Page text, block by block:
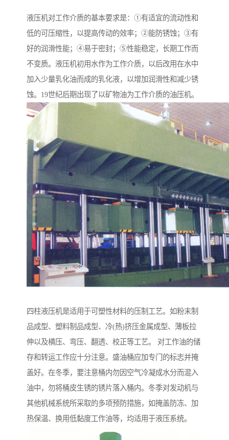
液压机对工作介质的基本要求是：①有适宜的流动性和
低的可压缩性，以提高传动的效率；②能防锈蚀；③有
好的润滑性能；④易于密封；⑤性能稳定，长期工作而
不变质。液压机初用水作为工作介质，以后改用在水中
加入少量乳化油而成的乳化液，以增加润滑性和减少锈
蚀。19世纪后期出现了以矿物油为工作介质的油压机。
四柱液压机是适用于可塑性材料的压制工艺。如粉末制
品成型、塑料制品成型、冷(热)挤压金属成型、薄板拉
伸以及横压、弯压、翻透、校正等工艺。 对工作油的储
存和转运工作应十分注意。盛油桶应加专门的标志并掩
盖好。在冬季，要注意桶内勿因空气冷凝成水分而混入
油中，勿将桶皮生锈的锈片落入桶内。冬季对发动机与
其他机械系统所采取的多项预防措施，如掩盖防冻、加
热保温、换用低黏度工作油等，均适用于液压系统。